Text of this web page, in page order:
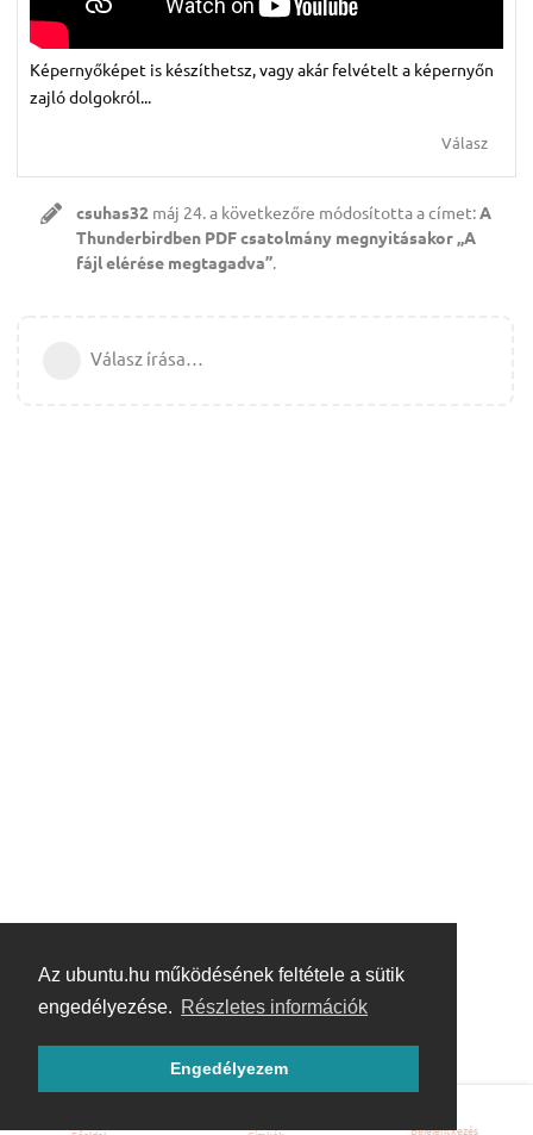
Az ubuntu.hu működésének feltétele a sütik
engedélyezése. Részletes információk
Engedélyezem
Képernyőképet is készíthetsz, vagy akár felvételt a képernyőn
zajló dolgokról...
Válasz
csuhas32 máj 24.a következőre módosította a címet:A
Thunderbirdben PDF csatolmány megnyitásakor „A
fájl elérése megtagadva”.
Válasz írása…
Bejelentkezés